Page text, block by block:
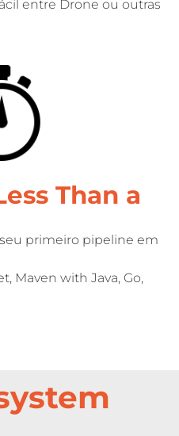
entre Drone ou outras
Than a
primeiro pipeline em
Maven with Java, Go,